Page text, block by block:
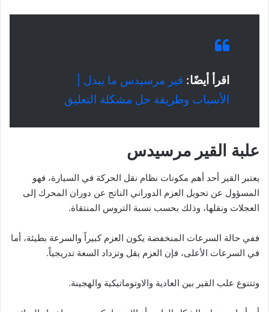
اقرأ أيضًا: قير مرسيدس ما يبدل |
الأسباب وطريقة حل مشكلة التعليق
علبة القير مرسيدس
يعتبر القير أحد أهم مكونات نظام نقل الحركة في السيارة، فهو
المسؤول عن تحويل العزم الدوراني الناتج عن دوران المحرك إلى
العجلات ونقلها، وذلك بحسب نسبة التروس المنتقاة.
ففي حالة السرعات المنخفضة يكون العزم كبيراً والسرعة بطيئة، أما
في السرعات الأعلى، فإن العزم يقل وتزداد السعة تدريجياً.
وتتنوع علب القير بين العادية والاوتوماتيكية والهجينة.